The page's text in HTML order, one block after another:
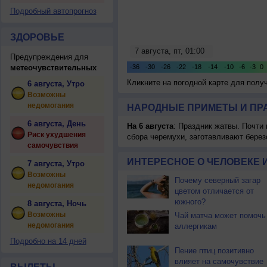
Подробный автопрогноз
ЗДОРОВЬЕ
Предупреждения для
метеочувствительных
6 августа, Утро
Возможны
недомогания
6 августа, День
Риск ухудшения
самочувствия
7 августа, Утро
Возможны
недомогания
8 августа, Ночь
Возможны
недомогания
Подробно на 14 дней
Кликните на погодной карте для
НАРОДНЫЕ ПРИМЕТЫ И
На 6 августа: Праздник жатвы. Почти
сбора черемухи, заготавливают
ИНТЕРЕСНОЕ О ЧЕЛОВЕКЕ
Почему северный загар
цветом отличается от
южного?
Чай матча может помочь
аллергикам
Пение птиц позитивно
влияет на самочувствие